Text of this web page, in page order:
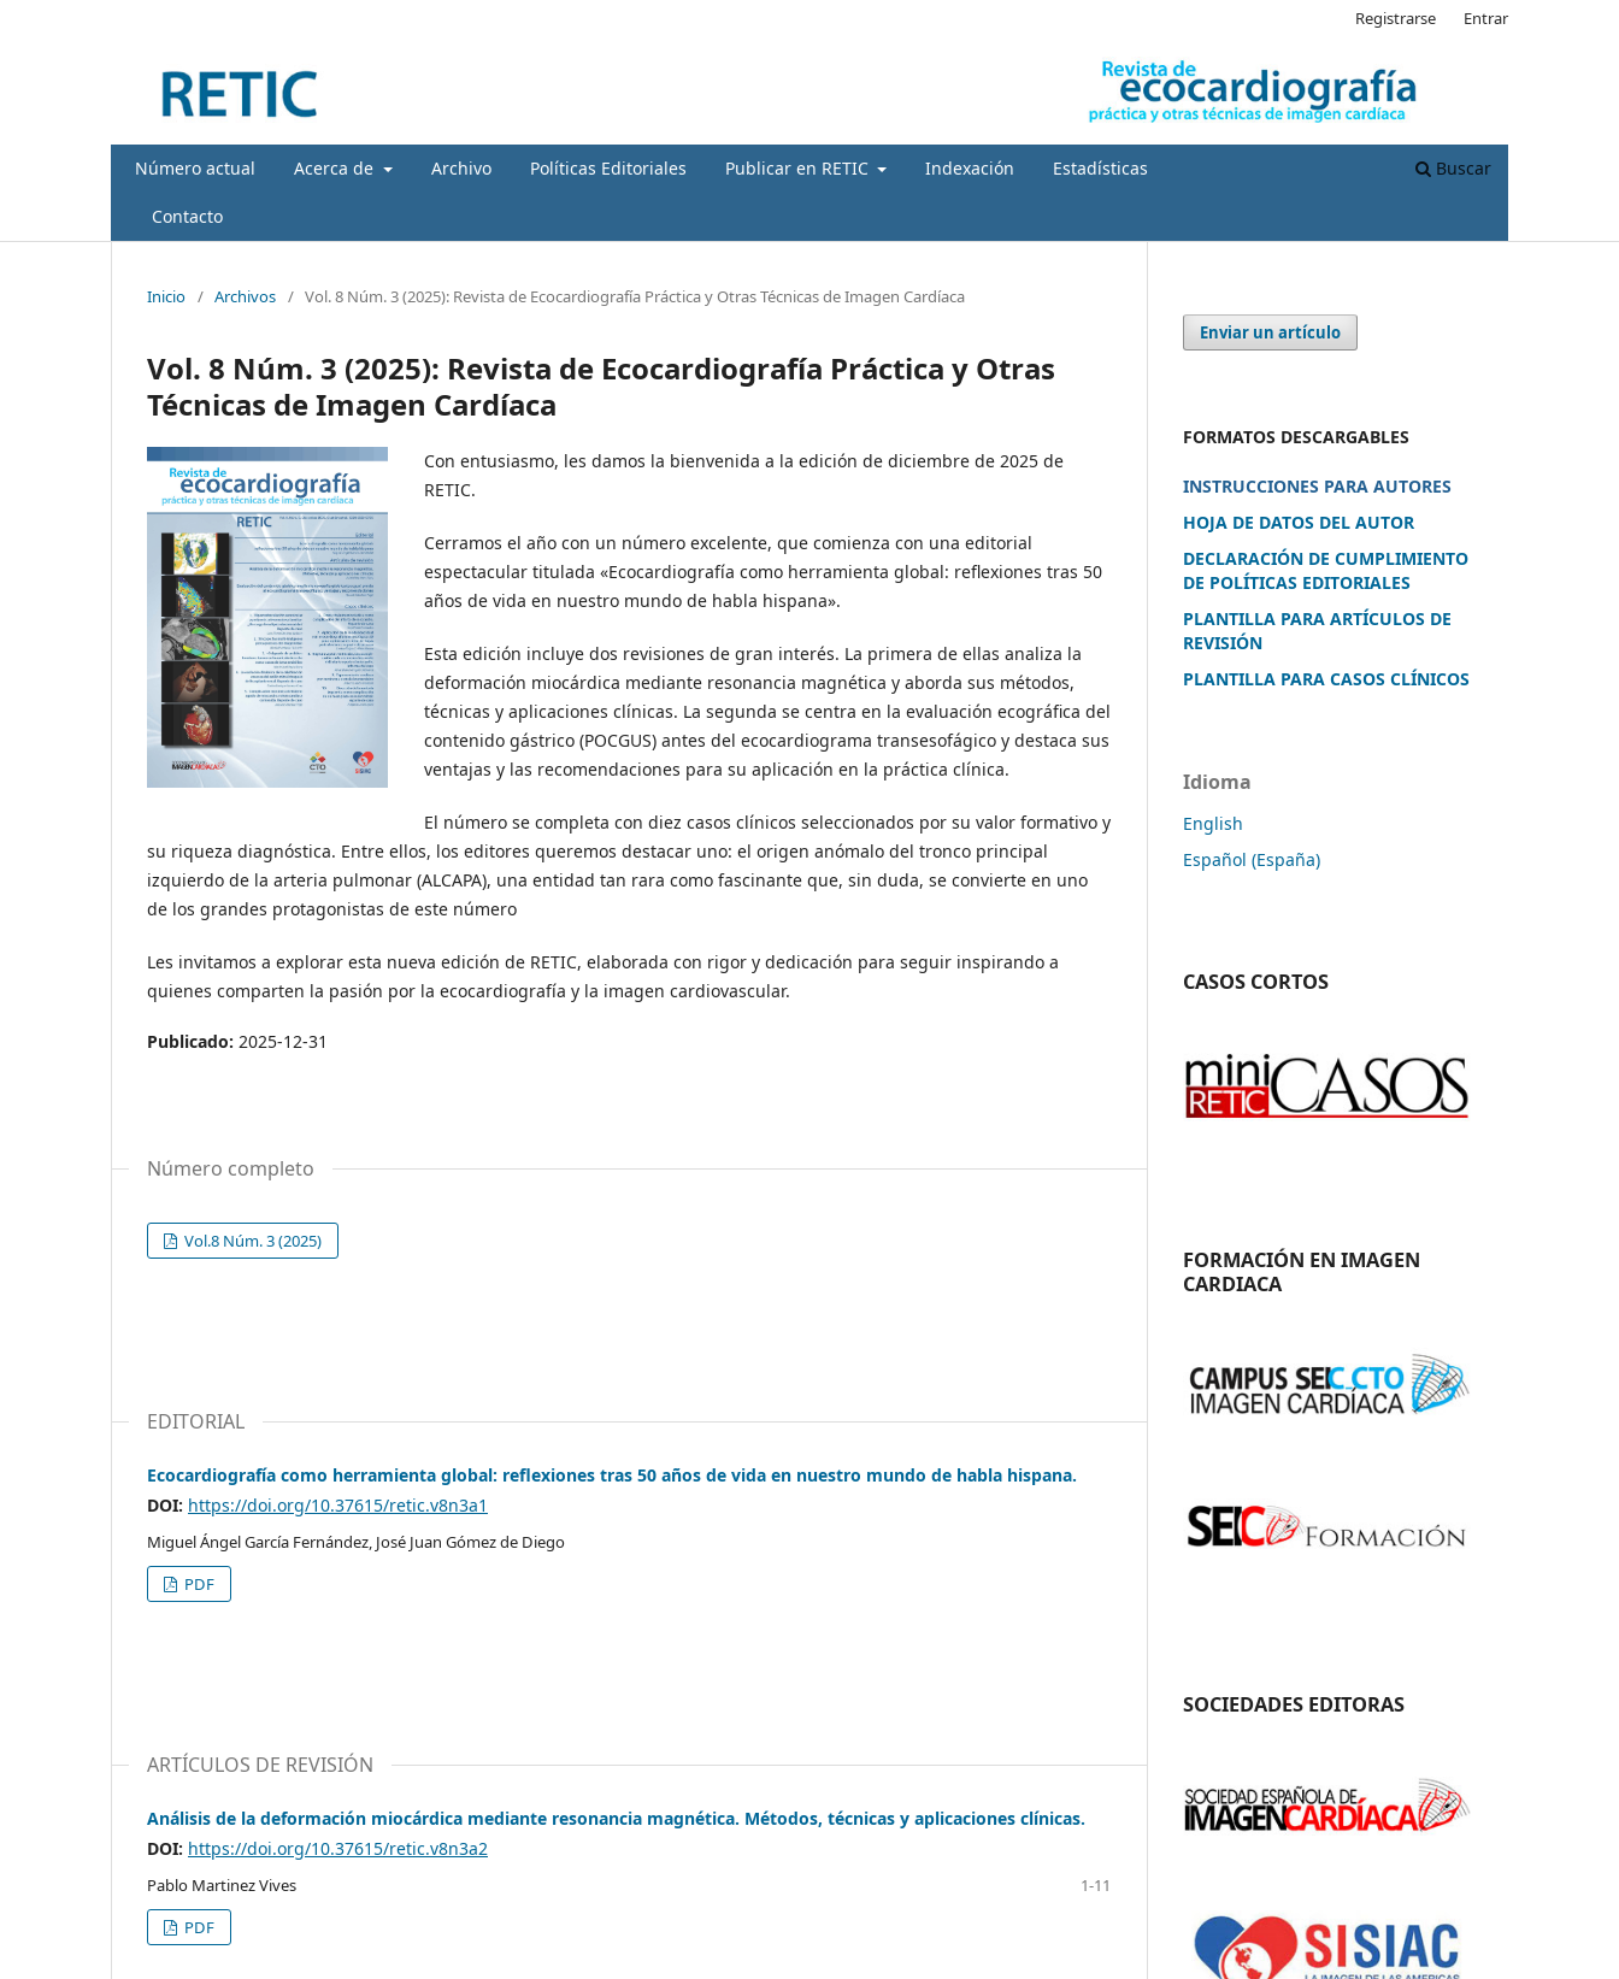
Número actual Acerca de Archivo Políticas Editoriales Publicar en RETIC Indexación Estadísticas
Contacto
Buscar
Registrarse Entrar
Inicio / Archivos / Vol. 8 Núm. 3 (2025): Revista de Ecocardiografía Práctica y Otras Técnicas de Imagen Cardíaca
Vol. 8 Núm. 3 (2025): Revista de Ecocardiografía Práctica y Otras
Técnicas de Imagen Cardíaca
Con entusiasmo, les damos la bienvenida a la edición de diciembre de 2025 de
RETIC.
Cerramos el año con un número excelente, que comienza con una editorial
espectacular titulada «Ecocardiografía como herramienta global: reflexiones tras 50
años de vida en nuestro mundo de habla hispana».
Esta edición incluye dos revisiones de gran interés. La primera de ellas analiza la
deformación miocárdica mediante resonancia magnética y aborda sus métodos,
técnicas y aplicaciones clínicas. La segunda se centra en la evaluación ecográfica del
contenido gástrico (POCGUS) antes del ecocardiograma transesofágico y destaca sus
ventajas y las recomendaciones para su aplicación en la práctica clínica.
El número se completa con diez casos clínicos seleccionados por su valor formativo y
su riqueza diagnóstica. Entre ellos, los editores queremos destacar uno: el origen anómalo del tronco principal
izquierdo de la arteria pulmonar (ALCAPA), una entidad tan rara como fascinante que, sin duda, se convierte en uno
de los grandes protagonistas de este número
Les invitamos a explorar esta nueva edición de RETIC, elaborada con rigor y dedicación para seguir inspirando a
quienes comparten la pasión por la ecocardiografía y la imagen cardiovascular.
Publicado: 2025-12-31
Número completo
Vol.8 Núm. 3 (2025)
EDITORIAL
Ecocardiografía como herramienta global: reflexiones tras 50 años de vida en nuestro mundo de habla hispana.
DOI: https://doi.org/10.37615/retic.v8n3a1
Miguel Ángel García Fernández, José Juan Gómez de Diego
PDF
ARTÍCULOS DE REVISIÓN
Análisis de la deformación miocárdica mediante resonancia magnética. Métodos, técnicas y aplicaciones clínicas.
DOI: https://doi.org/10.37615/retic.v8n3a2
Pablo Martinez Vives
1-11
PDF
Enviar un artículo
FORMATOS DESCARGABLES
INSTRUCCIONES PARA AUTORES
HOJA DE DATOS DEL AUTOR
DECLARACIÓN DE CUMPLIMIENTO
DE POLÍTICAS EDITORIALES
PLANTILLA PARA ARTÍCULOS DE
REVISIÓN
PLANTILLA PARA CASOS CLÍNICOS
Idioma
English
Español (España)
CASOS CORTOS
FORMACIÓN EN IMAGEN
CARDIACA
SOCIEDADES EDITORAS